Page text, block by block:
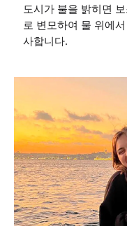
도시가 불을 밝히면
로 변모하여 물 위에
사합니다.